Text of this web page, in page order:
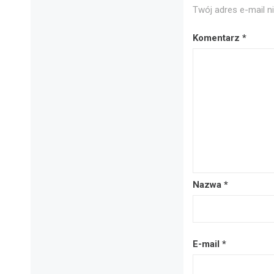
Twój adres e-mail
Komentarz *
Nazwa *
E-mail *